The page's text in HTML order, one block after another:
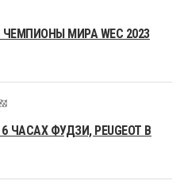
МИРА WEC 2023
ЧАСАХ ФУДЗИ, PEUGEOT В